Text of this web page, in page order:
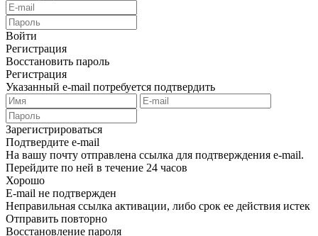
Войти
Регистрация
Восстановить пароль
Регистрация
Указанный e-mail потребуется подтвердить
Зарегистрироваться
Подтвердите e-mail
На вашу почту отправлена ссылка для подтверждения e-mail.
Перейдите по ней в течение 24 часов
Хорошо
E-mail не подтвержден
Неправильная ссылка активации, либо срок ее действия истек
Отправить повторно
Восстановление пароля